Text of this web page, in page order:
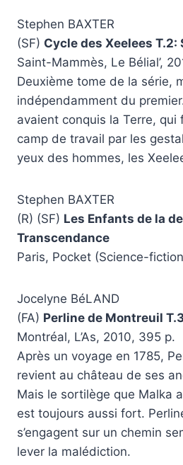
Stephen BAXTER
(SF) Cycle des Xeelees
Saint-Mammès, Le Bélial’,
Deuxième tome de la série,
indépendamment du
avaient conquis la Terre, qui
camp de travail par les
yeux des hommes, les
Stephen BAXTER
(R) (SF) Les Enfants de la
Transcendance
Paris, Pocket (Science-
Jocelyne BéLAND
(FA) Perline de Montreuil
Montréal, L’As, 2010, 395 p.
Après un voyage en 1785,
revient au château de ses
Mais le sortilège que Malka
est toujours aussi fort.
s’engagent sur un chemin
lever la malédiction.